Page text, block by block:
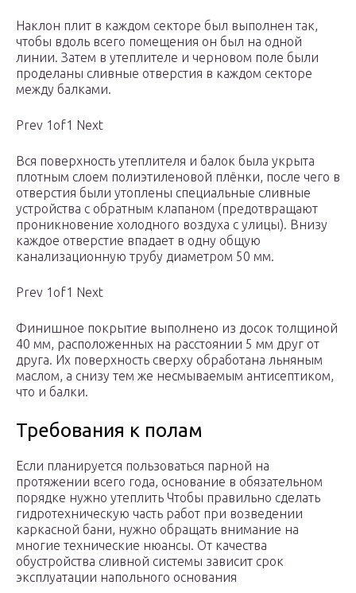
Наклон плит в каждом секторе был выполнен так,
чтобы вдоль всего помещения он был на одной
линии. Затем в утеплителе и черновом поле были
проделаны сливные отверстия в каждом секторе
между балками.
Prev 1of1 Next
Вся поверхность утеплителя и балок была укрыта
плотным слоем полиэтиленовой плёнки, после чего в
отверстия были утоплены специальные сливные
устройства с обратным клапаном (предотвращают
проникновение холодного воздуха с улицы). Внизу
каждое отверстие впадает в одну общую
канализационную трубу диаметром 50 мм.
Prev 1of1 Next
Финишное покрытие выполнено из досок толщиной
40 мм, расположенных на расстоянии 5 мм друг от
друга. Их поверхность сверху обработана льняным
маслом, а снизу тем же несмываемым антисептиком,
что и балки.
Требования к полам
Если планируется пользоваться парной на
протяжении всего года, основание в обязательном
порядке нужно утеплить Чтобы правильно сделать
гидротехническую часть работ при возведении
каркасной бани, нужно обращать внимание на
многие технические нюансы. От качества
обустройства сливной системы зависит срок
эксплуатации напольного основания